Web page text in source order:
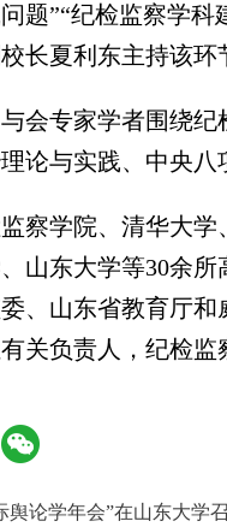
题”“纪检监察学
长夏利东主持该环
专家学者围绕纪
论与实践、中央八
学院、清华大学
山东大学等30余
、山东省教育厅
关负责人，纪检
舆论学年会”在山东大学